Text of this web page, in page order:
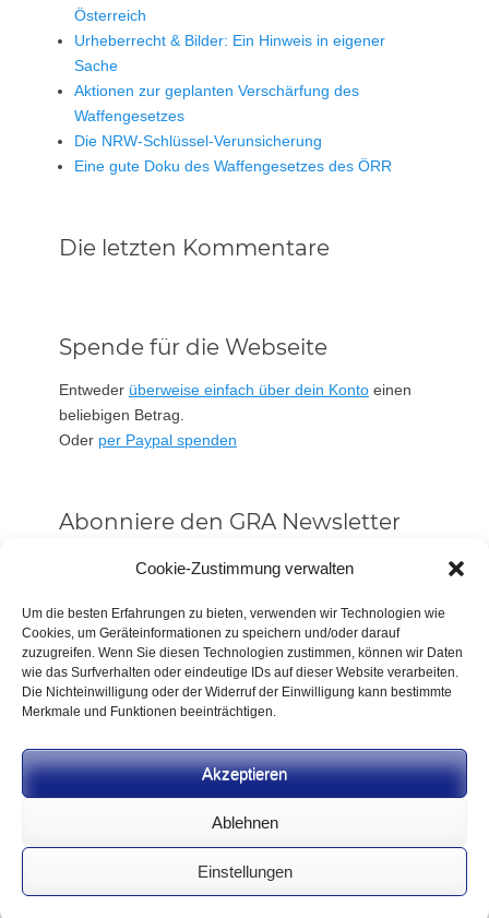
Cookie-Zustimmung verwalten
Um die besten Erfahrungen zu bieten, verwenden wir Technologien wie
Cookies, um Geräteinformationen zu speichern und/oder darauf
zuzugreifen. Wenn Sie diesen Technologien zustimmen, können wir Daten
wie das Surfverhalten oder eindeutige IDs auf dieser Website verarbeiten.
Die Nichteinwilligung oder der Widerruf der Einwilligung kann bestimmte
Merkmale und Funktionen beeinträchtigen.
Akzeptieren
Ablehnen
Einstellungen
Österreich
Urheberrecht & Bilder: Ein Hinweis in eigener
Sache
Aktionen zur geplanten Verschärfung des
Waffengesetzes
Die NRW-Schlüssel-Verunsicherung
Eine gute Doku des Waffengesetzes des ÖRR
Die letzten Kommentare
Spende für die Webseite
Entweder überweise einfach über dein Konto einen
beliebigen Betrag.
Oder per Paypal spenden
Abonniere den GRA Newsletter
Vorname oder ganzer Name
Email
Alle Neuigkeiten sofort
Datenschutzerklärung.